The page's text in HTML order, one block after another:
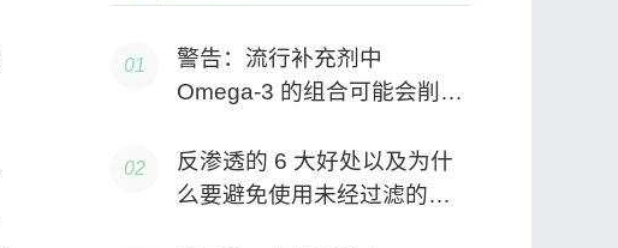
警告：流行补充剂中
Omega-3 的组合可能会削弱
反渗透的 6 大好处以及为什
么要避免使用未经过滤的自